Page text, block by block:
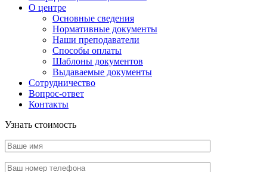
О центре
Основные сведения
Нормативные документы
Наши преподаватели
Способы оплаты
Шаблоны документов
Выдаваемые документы
Сотрудничество
Вопрос-ответ
Контакты
Узнать стоимость